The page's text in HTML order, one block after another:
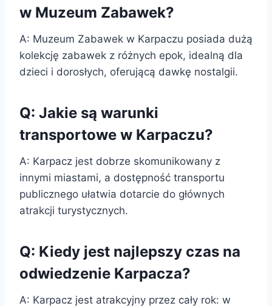
w Muzeum Zabawek?
A: Muzeum Zabawek w Karpaczu posiada dużą
kolekcję zabawek z różnych epok, idealną dla
dzieci i dorosłych, oferującą dawkę nostalgii.
Q: Jakie są warunki
transportowe w Karpaczu?
A: Karpacz jest dobrze skomunikowany z
innymi miastami, a dostępność transportu
publicznego ułatwia dotarcie do głównych
atrakcji turystycznych.
Q: Kiedy jest najlepszy czas na
odwiedzenie Karpacza?
A: Karpacz jest atrakcyjny przez cały rok: w